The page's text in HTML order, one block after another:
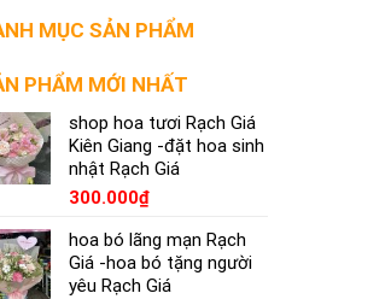
MỤC SẢN PHẨM
PHẨM MỚI NHẤT
shop hoa tươi Rạch Giá
Kiên Giang -đặt hoa sinh
nhật Rạch Giá
300.000₫
hoa bó lãng mạn Rạch
Giá -hoa bó tặng người
yêu Rạch Giá